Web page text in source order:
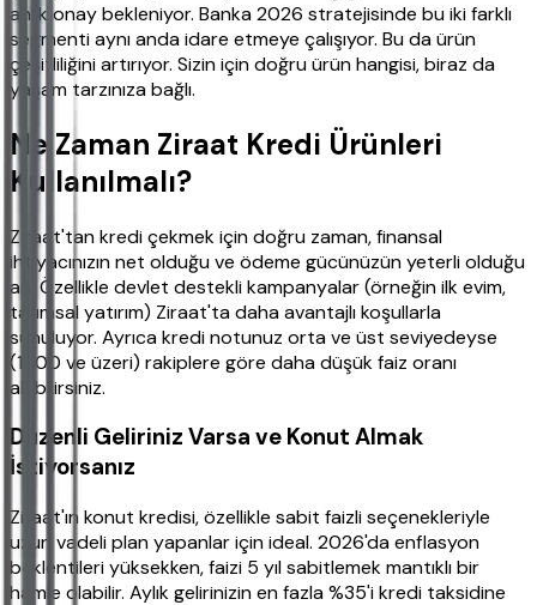
anlık onay bekleniyor. Banka 2026 stratejisinde bu iki farklı
segmenti aynı anda idare etmeye çalışıyor. Bu da ürün
çeşitliliğini artırıyor. Sizin için doğru ürün hangisi, biraz da
yaşam tarzınıza bağlı.
Ne Zaman Ziraat Kredi Ürünleri
Kullanılmalı?
Ziraat'tan kredi çekmek için doğru zaman, finansal
ihtiyacınızın net olduğu ve ödeme gücünüzün yeterli olduğu
an. Özellikle devlet destekli kampanyalar (örneğin ilk evim,
tarımsal yatırım) Ziraat'ta daha avantajlı koşullarla
sunuluyor. Ayrıca kredi notunuz orta ve üst seviyedeyse
(1500 ve üzeri) rakiplere göre daha düşük faiz oranı
alabilirsiniz.
Düzenli Geliriniz Varsa ve Konut Almak
İstiyorsanız
Ziraat'ın konut kredisi, özellikle sabit faizli seçenekleriyle
uzun vadeli plan yapanlar için ideal. 2026'da enflasyon
beklentileri yüksekken, faizi 5 yıl sabitlemek mantıklı bir
hamle olabilir. Aylık gelirinizin en fazla %35'i kredi taksidine